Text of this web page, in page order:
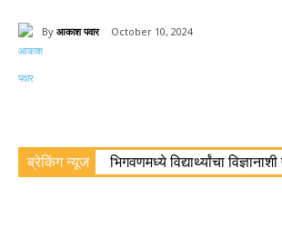
By आकाश पवार October 10, 2024
ब्रेकिंग न्यूज भिगवणमध्ये विद्यार्थ्यांचा